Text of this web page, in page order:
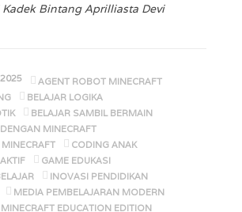
Bintang Aprilliasta Devi
AGENT ROBOT MINECRAFT
BELAJAR LOGIKA
BELAJAR SAMBIL BERMAIN
MINECRAFT
CODING ANAK
GAME EDUKASI
INOVASI PENDIDIKAN
MEDIA PEMBELAJARAN MODERN
MINECRAFT EDUCATION EDITION